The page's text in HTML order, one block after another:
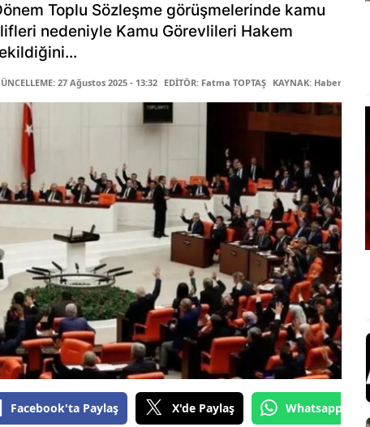
Toplu Sözleşme görüşmelerinde kamu
nedeniyle Kamu Görevlileri Hakem
27 Ağustos 2025 - 13:32 EDİTÖR: Fatma TOPTAŞ KAYNAK: Haber
Facebook'ta Paylaş X'de Paylaş Whatsapp'tan